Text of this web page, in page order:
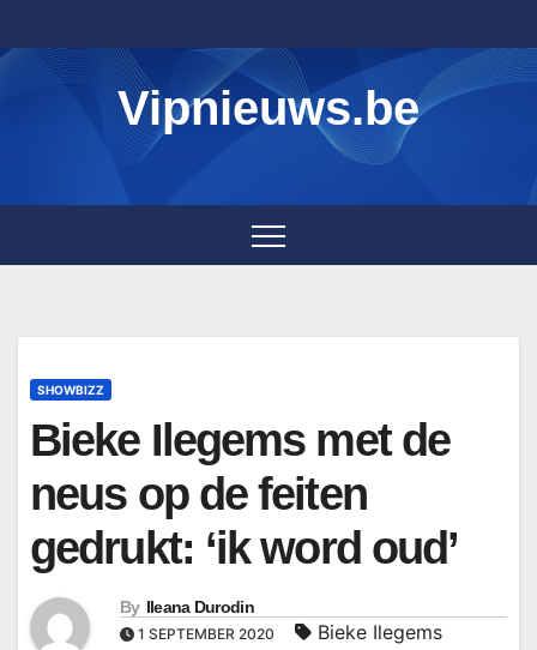
to
content
Vipnieuws.be
SHOWBIZZ
Bieke Ilegems met de
neus op de feiten
gedrukt: ‘ik word oud’
By Ileana Durodin
1 SEPTEMBER 2020 Bieke Ilegems